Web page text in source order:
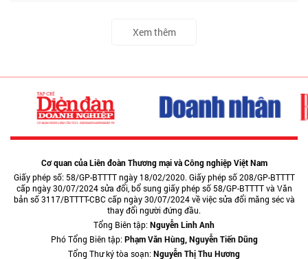
Xem thêm
Cơ quan của Liên đoàn Thương mại và Công nghiệp Việt Nam
Giấy phép số: 58/GP-BTTTT ngày 18/02/2020. Giấy phép số 208/GP-BTTTT
cấp ngày 30/07/2024 sửa đổi, bổ sung giấy phép số 58/GP-BTTTT và Văn
bản số 3117/BTTTT-CBC cấp ngày 30/07/2024 về việc sửa đổi măng séc và
thay đổi người đứng đầu.
Tổng Biên tập:Nguyễn Linh Anh
Phó Tổng Biên tập:Phạm Văn Hùng, Nguyễn Tiến Dũng
Tổng Thư ký tòa soạn:Nguyễn Thị Thu Hương